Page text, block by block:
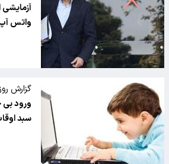
واتس
گزارش
ورود
سبد